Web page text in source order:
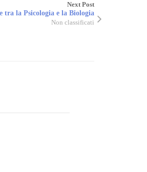
Next Post
tra la Psicologia e la Biologia
Non classificati